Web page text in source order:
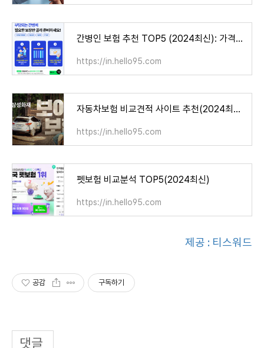
간병인 보험 추천 TOP5 (2024최신): 가격비교 총정리
https://in.hello95.com
자동차보험 비교견적 사이트 추천(2024최신)
https://in.hello95.com
펫보험 비교분석 TOP5(2024최신)
https://in.hello95.com
제공 : 티스워드
공감 구독하기
댓글